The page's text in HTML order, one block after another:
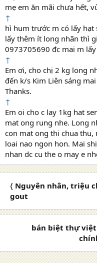
mẹ em ăn mãi chưa hết,
↑
hì hum trước m có lấy hạt
lấy thêm ít long nhãn thì
0973705690 đc mai m
↑
Em ơi, cho chị 2 kg long
đến k/s Kim Liên sáng
Thanks.
↑
Em oi cho c lay 1kg hat
mat ong rung nhe. Long
con mat ong thi chua
loai nao ngon hon. Mai
nhan dc cu the o may e
〈 Nguyên nhân, triệu
gout
bán biệt thự việt